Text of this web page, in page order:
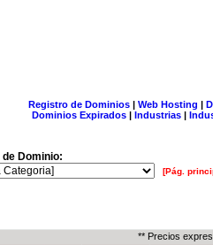
Registro de Dominios| Web Hosting |
Dominios Expirados | Industrias |
Dominio:
[Pág.
** Precios